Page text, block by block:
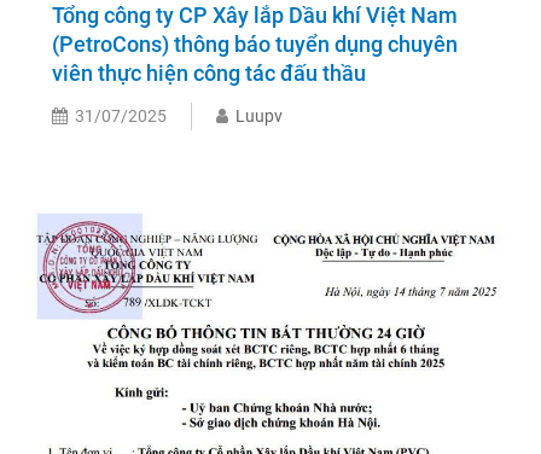
Tổng công ty CP Xây lắp Dầu khí Việt Nam
(PetroCons) thông báo tuyển dụng chuyên
viên thực hiện công tác đấu thầu
31/07/2025 Luupv